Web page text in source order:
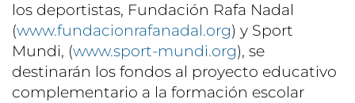
los deportistas, Fundación Rafa Nadal
(www.fundacionrafanadal.org) y Sport
Mundi, (www.sport-mundi.org), se
destinarán los fondos al proyecto educativo
complementario a la formación escolar